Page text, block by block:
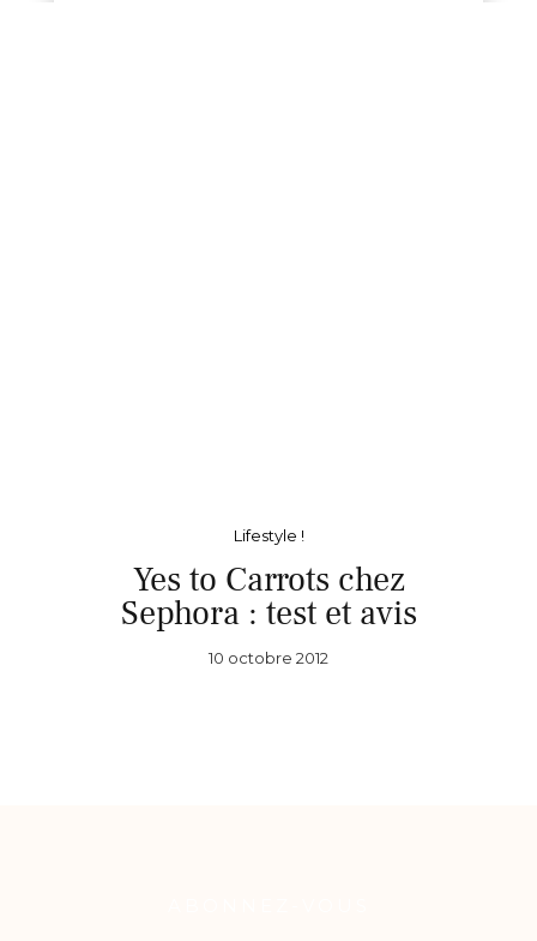
Lifestyle !
Yes to Carrots chez
Sephora : test et avis
10 octobre 2012